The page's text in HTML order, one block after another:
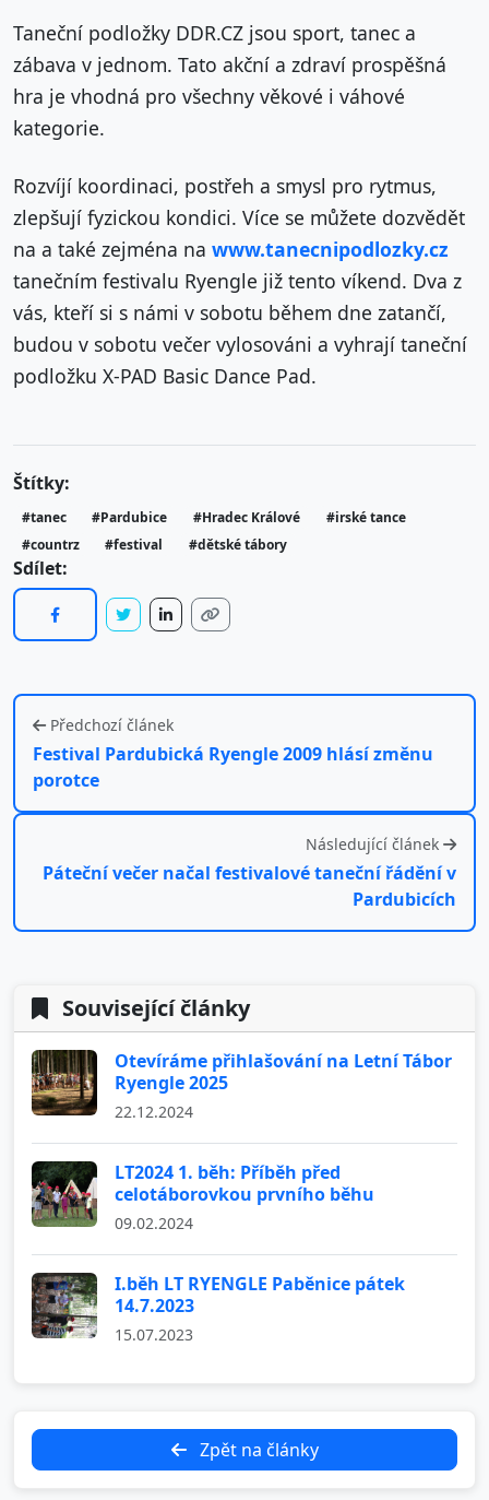
Taneční podložky DDR.CZ jsou sport, tanec a
zábava v jednom. Tato akční a zdraví prospěšná
hra je vhodná pro všechny věkové i váhové
kategorie.
Rozvíjí koordinaci, postřeh a smysl pro rytmus,
zlepšují fyzickou kondici. Více se můžete dozvědět
na a také zejména na www.tanecnipodlozky.cz
tanečním festivalu Ryengle již tento víkend. Dva z
vás, kteří si s námi v sobotu během dne zatančí,
budou v sobotu večer vylosováni a vyhrají taneční
podložku X-PAD Basic Dance Pad.
Štítky:
#tanec #Pardubice #Hradec Králové
#irské tance
#countrz
#festival #dětské tábory
Sdílet:
Předchozí článek
Festival Pardubická Ryengle 2009 hlásí změnu
porotce
Následující článek
Páteční večer načal festivalové taneční řádění v
Pardubicích
Související články
Otevíráme přihlašování na Letní Tábor
Ryengle 2025
22.12.2024
LT2024 1. běh: Příběh před
celotáborovkou prvního běhu
09.02.2024
I.běh LT RYENGLE Paběnice pátek
14.7.2023
15.07.2023
Zpět na články